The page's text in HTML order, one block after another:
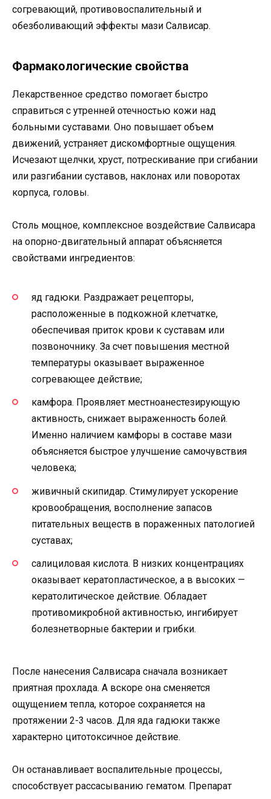
согревающий, противовоспалительный и
обезболивающий эффекты мази Салвисар.
Фармакологические свойства
Лекарственное средство помогает быстро
справиться с утренней отечностью кожи над
больными суставами. Оно повышает объем
движений, устраняет дискомфортные ощущения.
Исчезают щелчки, хруст, потрескивание при сгибании
или разгибании суставов, наклонах или поворотах
корпуса, головы.
Столь мощное, комплексное воздействие Салвисара
на опорно-двигательный аппарат объясняется
свойствами ингредиентов:
яд гадюки. Раздражает рецепторы,
расположенные в подкожной клетчатке,
обеспечивая приток крови к суставам или
позвоночнику. За счет повышения местной
температуры оказывает выраженное
согревающее действие;
камфора. Проявляет местноанестезирующую
активность, снижает выраженность болей.
Именно наличием камфоры в составе мази
объясняется быстрое улучшение самочувствия
человека;
живичный скипидар. Стимулирует ускорение
кровообращения, восполнение запасов
питательных веществ в пораженных патологией
суставах;
салициловая кислота. В низких концентрациях
оказывает кератопластическое, а в высоких —
кератолитическое действие. Обладает
противомикробной активностью, ингибирует
болезнетворные бактерии и грибки.
После нанесения Салвисара сначала возникает
приятная прохлада. А вскоре она сменяется
ощущением тепла, которое сохраняется на
протяжении 2-3 часов. Для яда гадюки также
характерно цитотоксичное действие.
Он останавливает воспалительные процессы,
способствует рассасыванию гематом. Препарат